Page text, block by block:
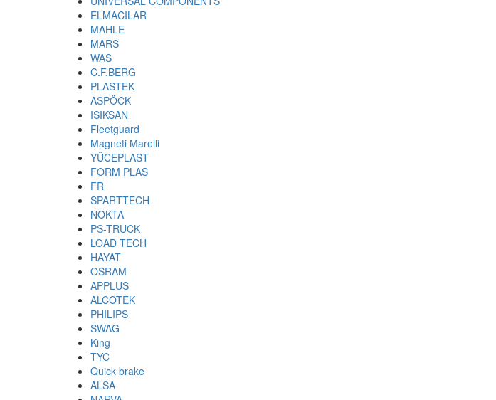
ELMACILAR
MAHLE
MARS
WAS
C.F.BERG
PLASTEK
ASPÖCK
ISIKSAN
Fleetguard
Magneti Marelli
YÜCEPLAST
FORM PLAS
FR
SPARTTECH
NOKTA
PS-TRUCK
LOAD TECH
HAYAT
OSRAM
APPLUS
ALCOTEK
PHILIPS
SWAG
King
TYC
Quick brake
ALSA